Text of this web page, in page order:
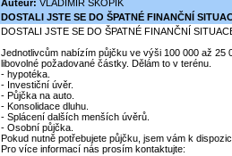
Auteur: VLADIMÍR ŠKOPÍK
DOSTALI JSTE SE DO ŠPATNÉ FINANČNÍ
DOSTALI JSTE SE DO ŠPATNÉ FINANČNÍ
Jednotlivcům nabízím půjčku ve výši 100 000 až 25
libovolné požadované částky. Dělám to v terénu.
- hypotéka.
- Investiční úvěr.
- Půjčka na auto.
- Konsolidace dluhu.
- Splácení dalších menších úvěrů.
- Osobní půjčka.
Pokud nutně potřebujete půjčku, jsem vám k
Pro více informací nás prosím kontaktujte: